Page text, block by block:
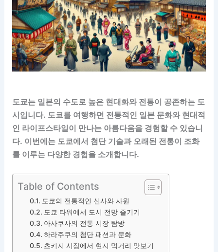
도쿄는 일본의 수도로 높은 현대화와 전통이 공존하는 도
시입니다. 도쿄를 여행하면 전통적인 일본 문화와 현대적
인 라이프스타일이 만나는 아름다움을 경험할 수 있습니
다. 이번에는 도쿄에서 첨단 기술과 오래된 전통이 조화
를 이루는 다양한 경험을 소개합니다.
Table of Contents
도쿄의 전통적인 신사와 사원
도쿄 타워에서 도시 전망 즐기기
아사쿠사의 전통 시장 탐방
하라주쿠의 첨단 패션과 문화
츠키지 시장에서 현지 먹거리 맛보기